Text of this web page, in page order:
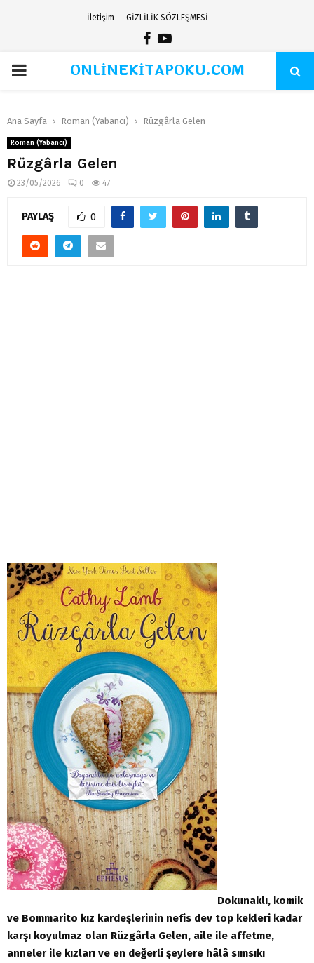
İletişim GİZLİLİK SÖZLEŞMESİ
Facebook
Youtube
PRIMARYONLİNEKİTAPOKU.COM
Ana Sayfa Roman (Yabancı) Rüzgârla Gelen
Roman (Yabancı)
Rüzgârla Gelen
23/05/2026 0 47
PAYLAŞ 0
Dokunaklı, komik
ve Bommarito kız kardeşlerinin nefis dev top kekleri kadar
karşı koyulmaz olan Rüzgârla Gelen, aile ile affetme,
anneler ile kızları ve en değerli şeylere hâlâ sımsıkı